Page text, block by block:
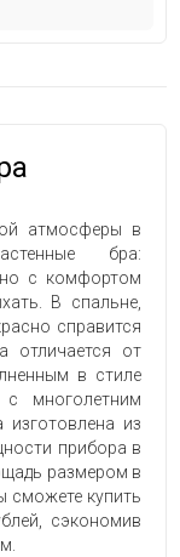
атмосферы в
бра:
с комфортом
В спальне,
справится
отличается от
в стиле
многолетним
из
прибора в
размером в
сможете купить
сэкономив